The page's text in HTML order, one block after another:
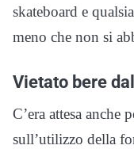
skateboard e
meno che non si
Vietato bere
C’era attesa
sull’utilizzo della